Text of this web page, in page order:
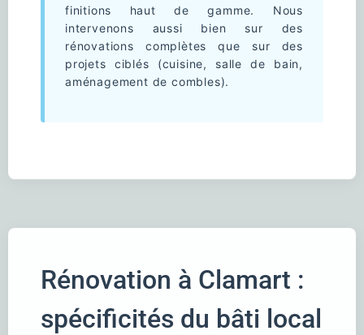
finitions haut de gamme. Nous
intervenons aussi bien sur des
rénovations complètes que sur des
projets ciblés (cuisine, salle de bain,
aménagement de combles).
Rénovation à Clamart :
spécificités du bâti local